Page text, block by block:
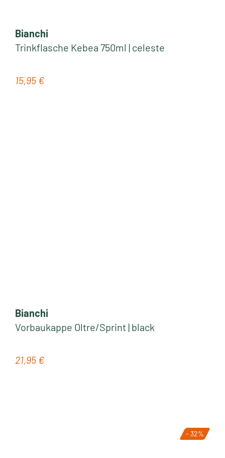
Bianchi
Trinkflasche Kebea 750ml | celeste
Regulärer Preis:
15,95 €
Bianchi
Vorbaukappe Oltre/Sprint | black
Regulärer Preis:
21,95 €
- 32%